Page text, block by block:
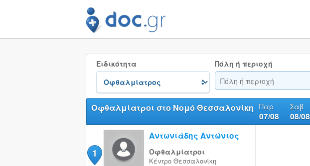
Ειδικότητα Πόλη ή περιοχή
Παρ
07/08
Σαβ
08/08
Οφθαλμίατροι στο Νομό Θεσσαλονίκη
1
Αντωνιάδης Αντώνιος
Οφθαλμίατροι
Κέντρο Θεσσαλονίκη